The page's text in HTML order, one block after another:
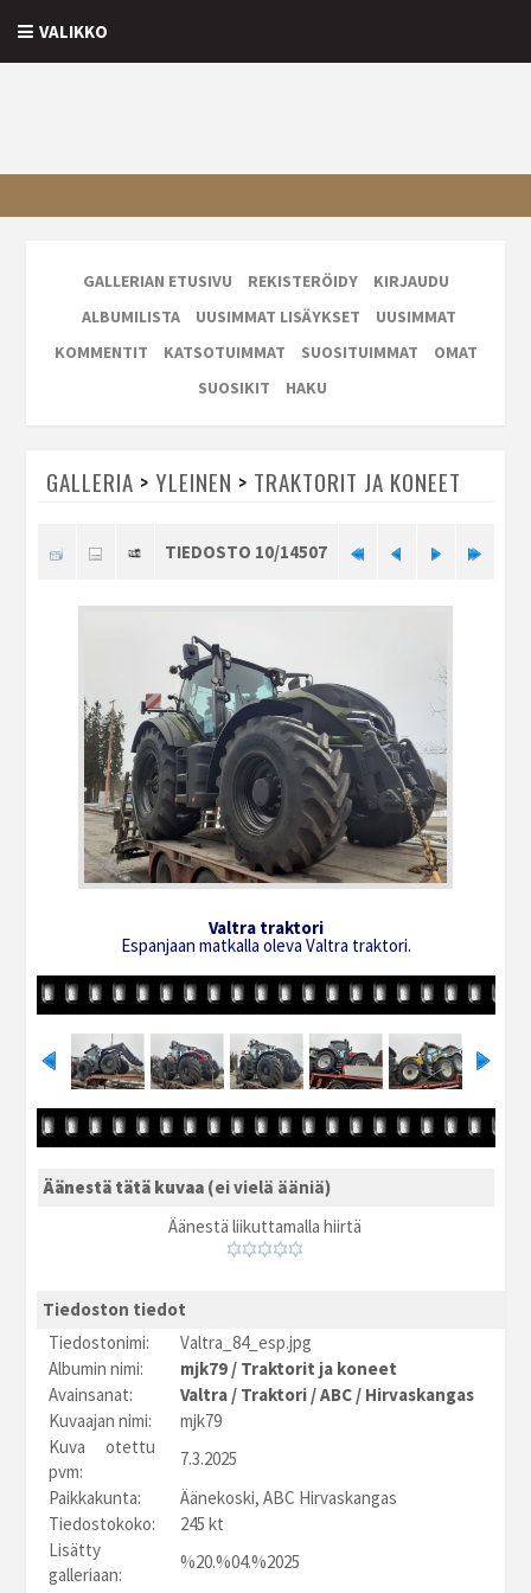
VALIKKO
GALLERIAN ETUSIVU REKISTERÖIDY
KIRJAUDU
ALBUMILISTA
UUSIMMAT LISÄYKSET
UUSIMMAT
KOMMENTIT
KATSOTUIMMAT SUOSITUIMMAT
OMAT
SUOSIKIT
HAKU
GALLERIA > YLEINEN > TRAKTORIT JA KONEET
TIEDOSTO 10/14507
Valtra traktori
Espanjaan matkalla oleva Valtra traktori.
Äänestä tätä kuvaa (ei vielä ääniä)
Äänestä liikuttamalla hiirtä
Tiedoston tiedot
Tiedostonimi:
Valtra_84_esp.jpg
Albumin nimi:
mjk79 / Traktorit ja koneet
Avainsanat:
Valtra / Traktori /ABC / Hirvaskangas
Kuvaajan nimi:
mjk79
Kuva otettu
pvm:
7.3.2025
Paikkakunta:
Äänekoski, ABC Hirvaskangas
Tiedostokoko:
245 kt
Lisätty
galleriaan:
%20.%04.%2025